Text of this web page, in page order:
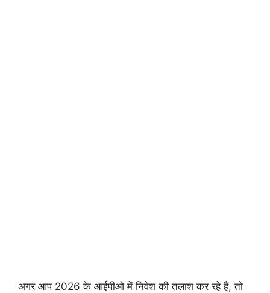
अगर आप 2026 के आईपीओ में निवेश की तलाश कर रहे हैं, तो